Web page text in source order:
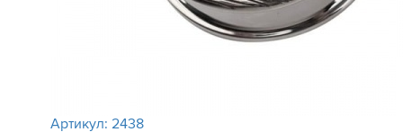
Артикул: 2438